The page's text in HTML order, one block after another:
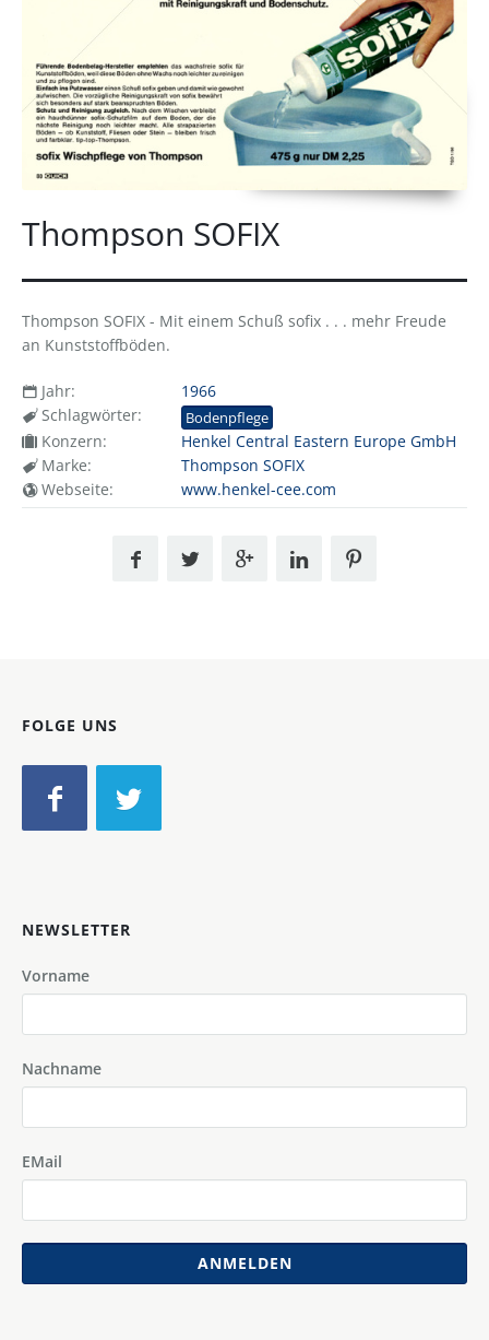
Thompson SOFIX
Thompson SOFIX - Mit einem Schuß sofix . . . mehr Freude
an Kunststoffböden.
Jahr:
1966
Schlagwörter:
Bodenpflege
Konzern:
Henkel Central Eastern Europe GmbH
Marke:
Thompson SOFIX
Webseite:
www.henkel-cee.com
FOLGE UNS
NEWSLETTER
Vorname
Nachname
EMail
ANMELDEN